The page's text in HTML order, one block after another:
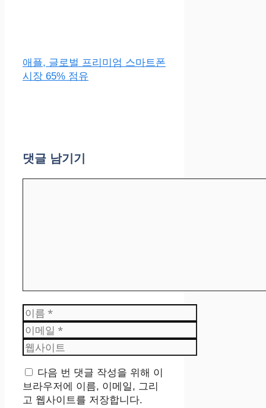
애플, 글로벌 프리미엄 스마트폰
시장 65% 점유
댓글 남기기
이
름
이
메
일
웹
사
이
트
다음 번 댓글 작성을 위해 이
브라우저에 이름, 이메일, 그리
고 웹사이트를 저장합니다.